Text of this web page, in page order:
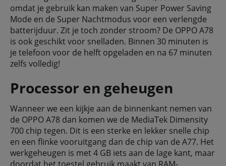
omdat je gebruik kan maken van Super Power Saving
Mode en de Super Nachtmodus voor een verlengde
batterijduur. Zit je toch zonder stroom? De OPPO A78
is ook geschikt voor snelladen. Binnen 30 minuten is
je telefoon voor de helft opgeladen en na 67 minuten
zelfs volledig!
Processor en geheugen
Wanneer we een kijkje aan de binnenkant nemen van
de OPPO A78 dan komen we de MediaTek Dimensity
700 chip tegen. Dit is een sterke en lekker snelle chip
en een flinke vooruitgang dan de chip van de A77. Het
werkgeheugen is met 4 GB iets aan de lage kant, maar